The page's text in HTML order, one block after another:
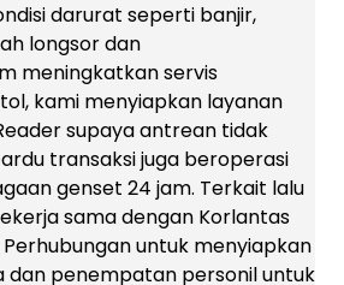
darurat seperti banjir,
longsor dan
meningkatkan servis
kami menyiapkan layanan
supaya antrean tidak
transaksi juga beroperasi
genset 24 jam. Terkait lalu
sama dengan Korlantas
untuk menyiapkan
dan penempatan personil untuk